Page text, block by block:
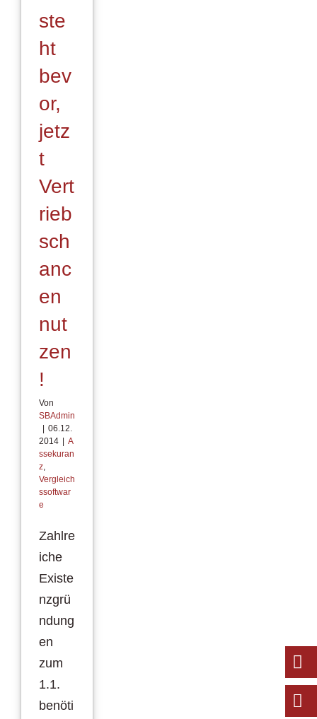
ste
ht
bev
or,
jetz
t
Vert
rieb
sch
anc
en
nut
zen
!
Von
SBAdmin
06.12.
2014
A
ssekuran
z,
Vergleich
ssoftwar
e
Zahlre
iche
Existe
nzgrü
ndung
en
zum
1.1.
benöti